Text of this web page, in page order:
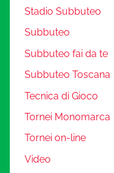
Stadio Subbuteo
Subbuteo
Subbuteo fai da te
Subbuteo Toscana
Tecnica di Gioco
Tornei Monomarca
Tornei on-line
Video